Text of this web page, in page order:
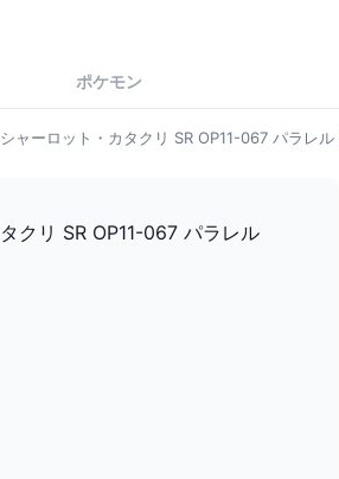
ポケモン
シャーロット・カタクリ SR OP11-067 パラレル